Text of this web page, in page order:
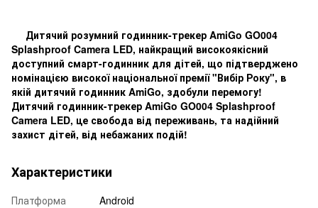
Дитячий розумний годинник-трекер AmiGo GO004
Splashproof Camera LED, найкращий високоякісний
доступний смарт-годинник для дітей, що підтверджено
номінацією високої національної премії "Вибір Року", в
якій дитячий годинник AmiGo, здобули перемогу!
Дитячий годинник-трекер AmiGo GO004 Splashproof
Camera LED, це свобода від переживань, та надійний
захист дітей, від небажаних подій!
Характеристики
Платформа
Android